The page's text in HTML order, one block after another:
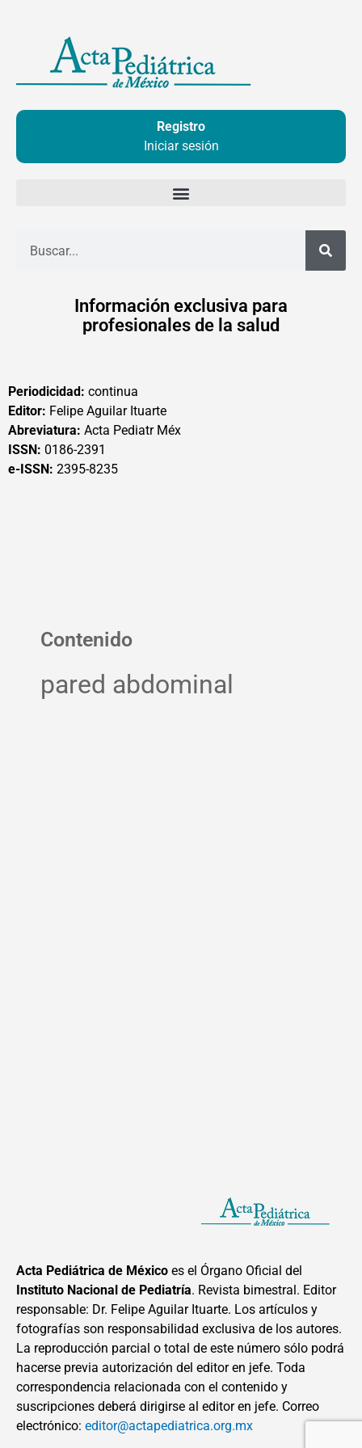
contenido
Registro
Iniciar sesión
Información exclusiva para
profesionales de la salud
Periodicidad: continua
Editor: Felipe Aguilar Ituarte
Abreviatura: Acta Pediatr Méx
ISSN: 0186-2391
e-ISSN: 2395-8235
Contenido
pared abdominal
Acta Pediátrica de México es el Órgano Oficial del
Instituto Nacional de Pediatría. Revista bimestral. Editor
responsable: Dr. Felipe Aguilar Ituarte. Los artículos y
fotografías son responsabilidad exclusiva de los autores.
La reproducción parcial o total de este número sólo podrá
hacerse previa autorización del editor en jefe. Toda
correspondencia relacionada con el contenido y
suscripciones deberá dirigirse al editor en jefe. Correo
electrónico: editor@actapediatrica.org.mx